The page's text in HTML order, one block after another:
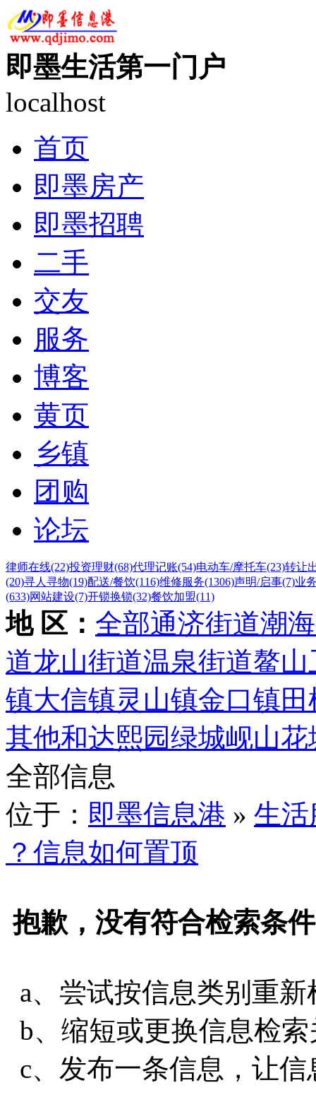
即墨生活第一门户
localhost
首页
即墨房产
即墨招聘
二手
交友
服务
博客
黄页
乡镇
团购
论坛
律师在线(22)投资理财(68)代理记账(54)电动车/摩托车(23)转让
(20)寻人寻物(19)配送/餐饮(116)维修服务(1306)声明/启事(7)业
(633)网站建设(7)开锁换锁(32)餐饮加盟(11)
地 区： 全部通济街道潮
道龙山街道温泉街道鳌山
镇大信镇灵山镇金口镇
其他和达熙园绿城岘山花
全部信息
位于： 即墨信息港 » 生活
？信息如何置顶
抱歉，没有符合检索条
a、尝试按信息类别重
b、缩短或更换信息检
c、发布一条信息，让